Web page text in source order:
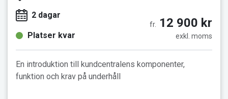
2 dagar
Platser kvar
fr. 12 900 kr
exkl. moms
En introduktion till kundcentralens komponenter,
funktion och krav på underhåll